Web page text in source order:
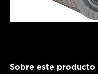
Sobre este producto